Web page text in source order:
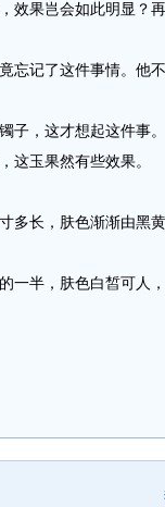
效果岂会如此明显？
记了这件事情。他不
，这才想起这件事。
这玉果然有些效果。
长，肤色渐渐由黑黄
半，肤色白皙可人，